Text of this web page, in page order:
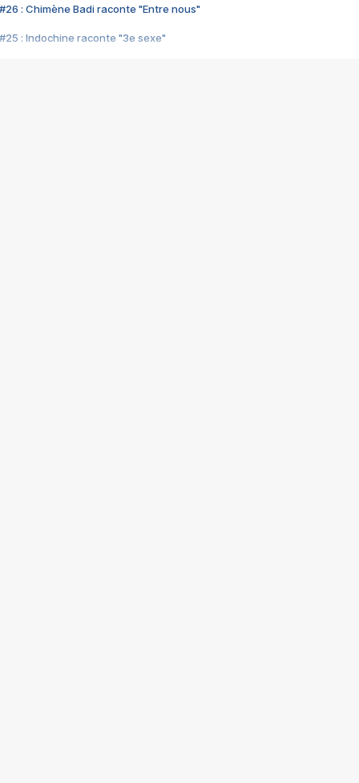
#26 : Chimène Badi raconte "Entre nous"
#25 : Indochine raconte "3e sexe"